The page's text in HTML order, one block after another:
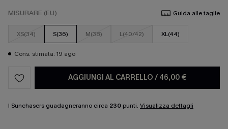
MISURARE (EU) Guida alle taglie
XS(34) S(36) M(38) L(40/42) XL(44)
Cons. stimata: 19 ago
AGGIUNGI AL CARRELLO / 46,00 €
I Sunchasers guadagneranno circa 230 punti. Visualizza dettagli